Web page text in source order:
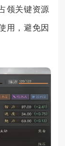
领关键资源
用，避免因